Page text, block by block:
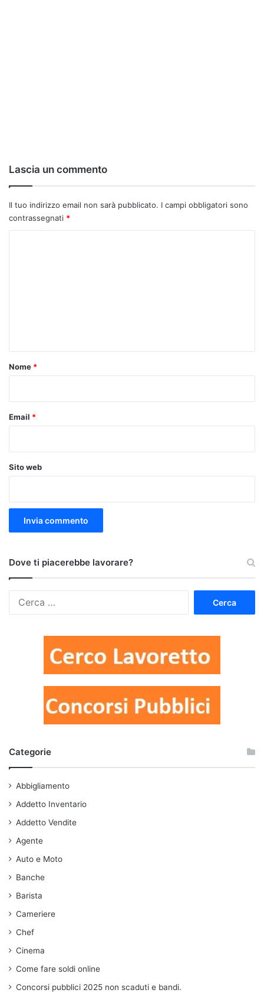
Lascia un commento
Il tuo indirizzo email non sarà pubblicato. I campi obbligatori sono
contrassegnati *
o
Nome *
Email *
Sito web
Dove ti piacerebbe lavorare?
Categorie
Abbigliamento
Addetto Inventario
Addetto Vendite
Agente
Auto e Moto
Banche
Barista
Cameriere
Chef
Cinema
Come fare soldi online
Concorsi pubblici 2025 non scaduti e bandi.